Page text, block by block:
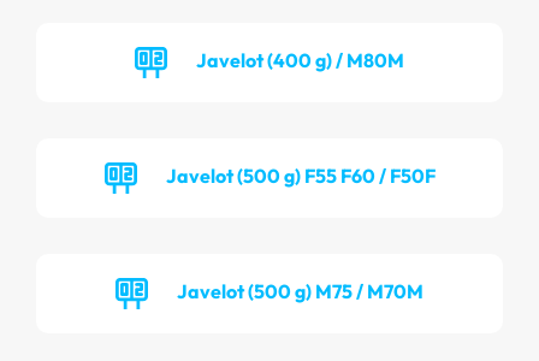
Javelot (400 g) / M80M
Javelot (500 g) F55 F60 / F50F
Javelot (500 g) M75 / M70M